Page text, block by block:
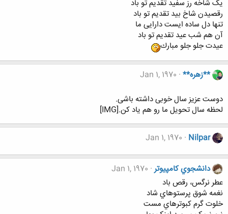
یک شاخه رز سفید تقدیم تو باد
رقصیدن شاخ بید تقدیم تو باد
تنها دل ساده ایست دارایی ما
آن هم شب عید تقدیم تو باد
عيدت جلو جلو مبارك
**زهره** Jan 1, 1970
دوست عزیز سال خوبی داشته باشی.
لحظه سال تحویل ما رو هم یاد کن.[IMG]
Nilpar
Jan 1, 1970
دانشجوي كامپيوتر Jan 1, 1970
عطر نرگس، رقص باد
نغمه شوق پرستوهاي شاد
خلوت گرم کبوترهاي مست